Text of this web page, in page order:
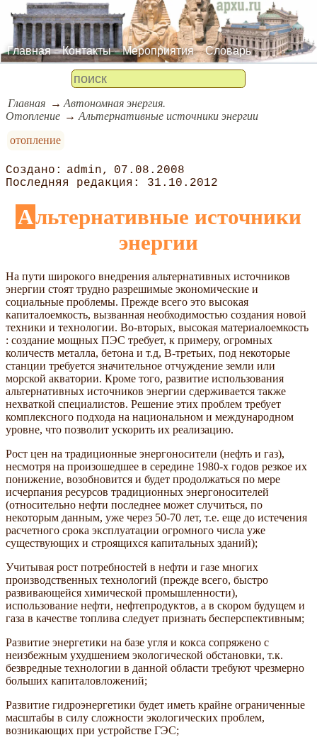
Главная Контакты Мероприятия Словарь
Главная
Автономная энергия.
Отопление
Альтернативные источники энергии
отопление
admin
07.08.2008
31.10.2012
Альтернативные источники
энергии
На пути широкого внедрения альтернативных источников
энергии стоят трудно разрешимые экономические и
социальные проблемы. Прежде всего это высокая
капиталоемкость, вызванная необходимостью создания новой
техники и технологии. Во-вторых, высокая материалоемкость
: создание мощных ПЭС требует, к примеру, огромных
количеств металла, бетона и т.д, В-третьих, под некоторые
станции требуется значительное отчуждение земли или
морской акватории. Кроме того, развитие использования
альтернативных источников энергии сдерживается также
нехваткой специалистов. Решение этих проблем требует
комплексного подхода на национальном и международном
уровне, что позволит ускорить их реализацию.
Рост цен на традиционные энергоносители (нефть и газ),
несмотря на произошедшее в середине 1980-х годов резкое их
понижение, возобновится и будет продолжаться по мере
исчерпания ресурсов традиционных энергоносителей
(относительно нефти последнее может случиться, по
некоторым данным, уже через 50-70 лет, т.е. еще до истечения
расчетного срока эксплуатации огромного числа уже
существующих и строящихся капитальных зданий);
Учитывая рост потребностей в нефти и газе многих
производственных технологий (прежде всего, быстро
развивающейся химической промышленности),
использование нефти, нефтепродуктов, а в скором будущем и
газа в качестве топлива следует признать бесперспективным;
Развитие энергетики на базе угля и кокса сопряжено с
неизбежным ухудшением экологической обстановки, т.к.
безвредные технологии в данной области требуют чрезмерно
больших капиталовложений;
Развитие гидроэнергетики будет иметь крайне ограниченные
масштабы в силу сложности экологических проблем,
возникающих при устройстве ГЭС;